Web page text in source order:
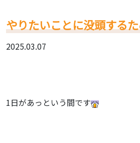
やりたいことに没頭するた
2025.03.07
1日があっという間です